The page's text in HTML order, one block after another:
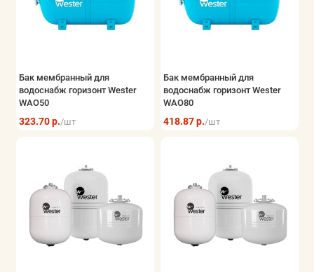
Бак мембранный для
водоснабж горизонт Wester
WAO50
323.70 р./шт
Бак мембранный для
водоснабж горизонт Wester
WAO80
418.87 р./шт